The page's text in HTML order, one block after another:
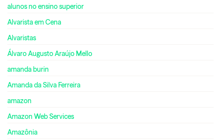
alunos no ensino superior
Alvarista em Cena
Alvaristas
Álvaro Augusto Araújo Mello
amanda burin
Amanda da Silva Ferreira
amazon
Amazon Web Services
Amazônia